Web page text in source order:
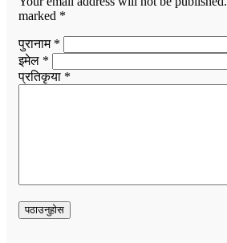
marked *
पुरानाम *
इमेल *
प्रतिकृया *